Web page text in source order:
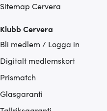
Sitemap Cervera
Klubb Cervera
Bli medlem / Logga in
Digitalt medlemskort
Prismatch
Glasgaranti